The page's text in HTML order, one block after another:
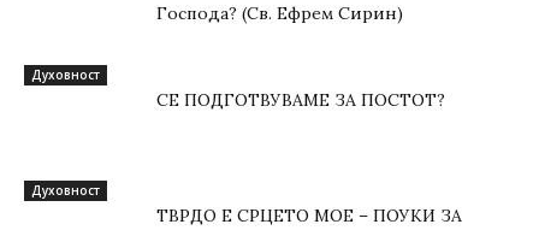
Господа? (Св. Ефрем Сирин)
Духовност
СЕ ПОДГОТВУВАМЕ ЗА ПОСТОТ?
Духовност
ТВРДО Е СРЦЕТО МОЕ – ПОУКИ ЗА